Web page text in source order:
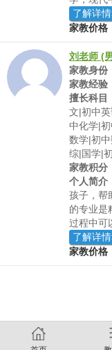
定，教
际联系起
了解详
家教价格
刘老师 (
家教身份
家教经验
擅长科目
文|初中
中化学|
数学|初
综|国学|
家教积分
个人简介
孩子，帮
的专业是
过程中可
率。电话
了解详
家教价格